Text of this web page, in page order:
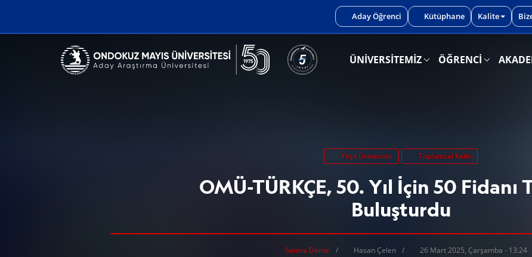
ÜNİVERSİTEMİZ ÖĞRENCİ
Aday Öğrenci Kütüphane Kalite
Yeşil Üniversite Toplumsal Katkı
OMÜ-TÜRKÇE, 50. Yıl İçin 50 Fidanı
Buluşturdu
Semra Demir Hasan Çelen
26 Mart 2025, Çarşamba - 13:24